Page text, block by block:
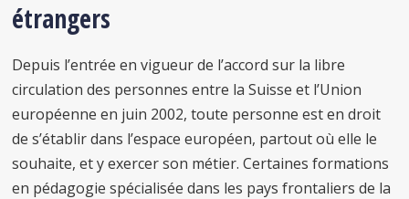
étrangers
Depuis l’entrée en vigueur de l’accord sur la libre
circulation des personnes entre la Suisse et l’Union
européenne en juin 2002, toute personne est en droit
de s’établir dans l’espace européen, partout où elle le
souhaite, et y exercer son métier. Certaines formations
en pédagogie spécialisée dans les pays frontaliers de la